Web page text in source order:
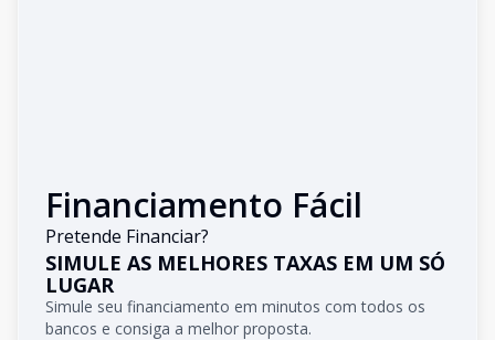
Financiamento Fácil
Pretende Financiar?
SIMULE AS MELHORES TAXAS EM UM SÓ
LUGAR
Simule seu financiamento em minutos com todos os
bancos e consiga a melhor proposta.